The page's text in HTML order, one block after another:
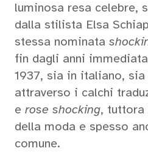
luminosa resa celebre,
dalla stilista Elsa
stessa nominata
fin dagli anni
1937, sia in italiano,
attraverso i calchi
e rose shocking, tuttora
della moda e spesso
comune.